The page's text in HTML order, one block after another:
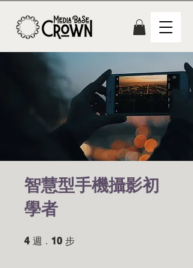
智慧型手機攝影初
學者
4 週 4 週10 步